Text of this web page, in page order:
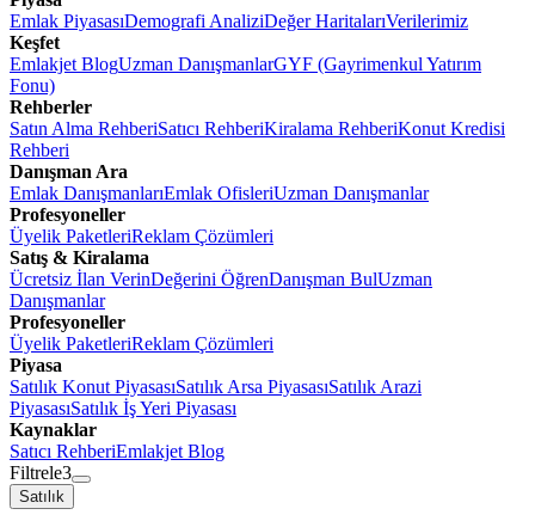
Emlak PiyasasıDemografi AnaliziDeğer HaritalarıVerilerimiz
Keşfet
Emlakjet BlogUzman DanışmanlarGYF (Gayrimenkul Yatırım
Fonu)
Rehberler
Satın Alma RehberiSatıcı RehberiKiralama RehberiKonut Kredisi
Rehberi
Danışman Ara
Emlak DanışmanlarıEmlak OfisleriUzman Danışmanlar
Profesyoneller
Üyelik PaketleriReklam Çözümleri
Satış & Kiralama
Ücretsiz İlan VerinDeğerini ÖğrenDanışman BulUzman
Danışmanlar
Profesyoneller
Üyelik PaketleriReklam Çözümleri
Piyasa
Satılık Konut PiyasasıSatılık Arsa PiyasasıSatılık Arazi
PiyasasıSatılık İş Yeri Piyasası
Kaynaklar
Satıcı RehberiEmlakjet Blog
Filtrele3
Satılık